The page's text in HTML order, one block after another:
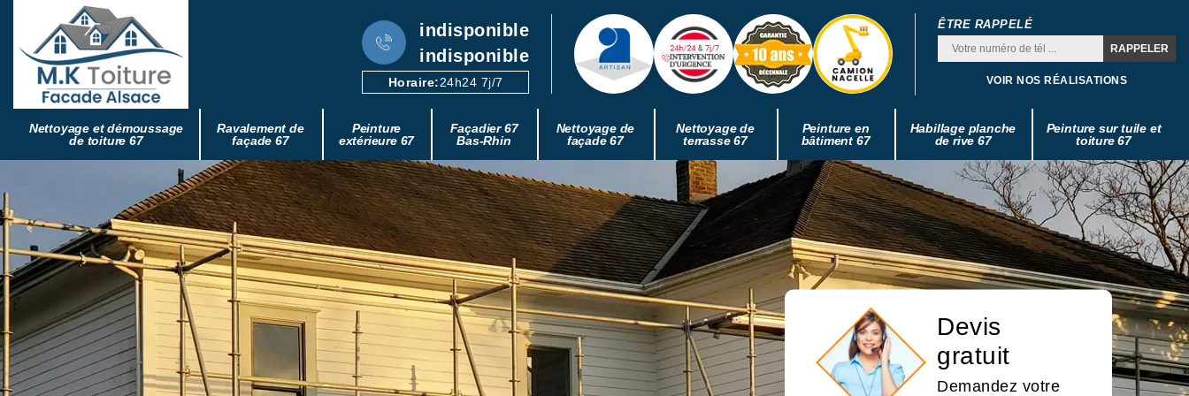
indisponible
indisponible
Horaire:24h24 7j/7
ÊTRE RAPPELÉ
VOIR NOS RÉALISATIONS
Nettoyage et démoussage
de toiture 67
Ravalement de
façade 67
Peinture
extérieure 67
Façadier 67
Bas-Rhin
Nettoyage de
façade 67
Nettoyage de
terrasse 67
Peinture en
bâtiment 67
Habillage planche
de rive 67
Peinture sur tuile et
toiture 67
Devis
gratuit
Demandez votre